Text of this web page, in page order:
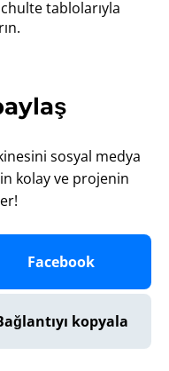
tablolarıyla
sosyal medya
kolay ve projenin
Facebook
kopyala